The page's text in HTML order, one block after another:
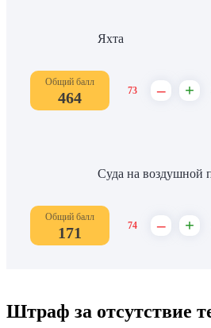
Яхта
Общий балл
464 73 – +
Суда на воздушной
Общий балл
171 74 – +
Штраф за отсутствие